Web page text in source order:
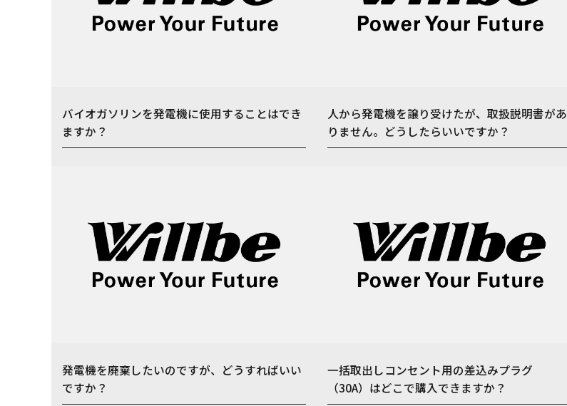
バイオガソリンを発電機に使用することはでき
ますか？
人から発電機を譲り受けたが、取扱説明書があ
りません。どうしたらいいですか？
発電機を廃棄したいのですが、どうすればいい
ですか？
一括取出しコンセント用の差込みプラグ
（30A）はどこで購入できますか？